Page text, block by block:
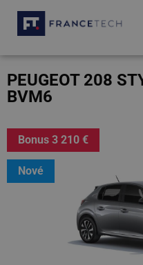
PEUGEOT 208
BVM6
Nové
Bonus 3 210 €